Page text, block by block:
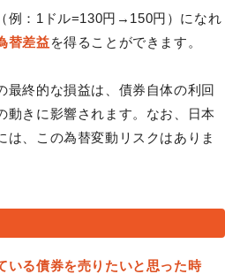
（例：1ドル=130円→150円）になれ
替差益を得ることができます。
最終的な損益は、債券自体の利回
動きに影響されます。なお、日本
は、この為替変動リスクはありま
いる債券を売りたいと思った時